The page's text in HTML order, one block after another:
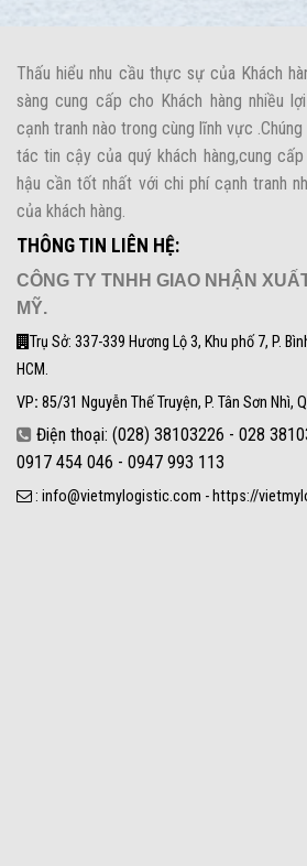
Thấu hiểu nhu cầu thực sự của Khách
sàng cung cấp cho Khách hàng nhiều
cạnh tranh nào trong cùng lĩnh vực
tác tin cậy của quý khách hàng,cung
hậu cần tốt nhất với chi phí cạnh tranh
của khách hàng.
THÔNG TIN LIÊN HỆ:
CÔNG TY TNHH GIAO NHẬN
MỸ.
Trụ Sở: 337-339 Hương Lộ 3, Khu phố 7, P.
HCM.
VP: 85/31 Nguyễn Thế Truyện, P. Tân Sơn Nhì,
Điện thoại: (028) 38103226 - 028
0917 454 046 - 0947 993 113
: info@vietmylogistic.com - https://